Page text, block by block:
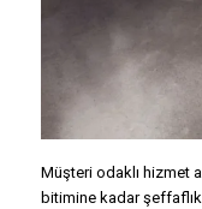
Müşteri odaklı hizmet
bitimine kadar